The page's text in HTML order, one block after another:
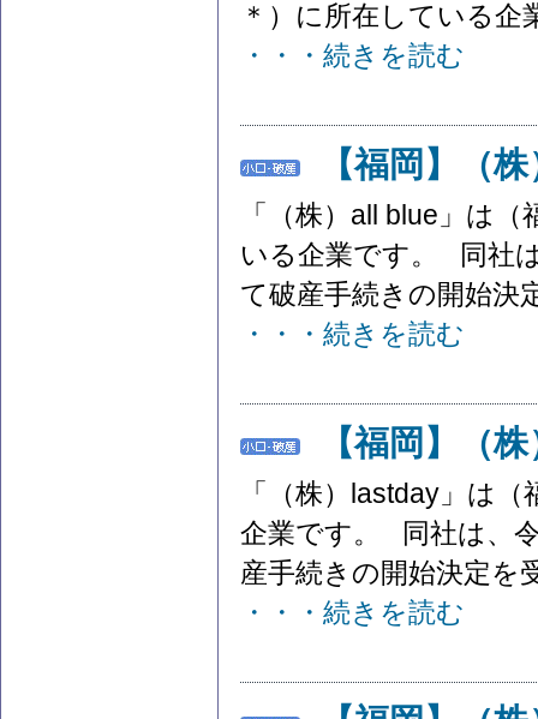
＊）に所在している
・・・続きを読む
【福岡】（
「（株）all blue」は
いる企業です。 同社
て破産手続きの開始決
・・・続きを読む
【福岡】（
「（株）lastday」は
企業です。 同社は、
産手続きの開始決定を
・・・続きを読む